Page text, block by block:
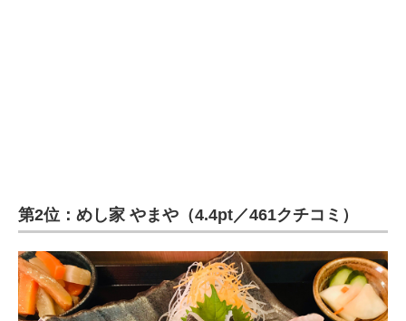
第2位：めし家 やまや（4.4pt／461クチコミ）